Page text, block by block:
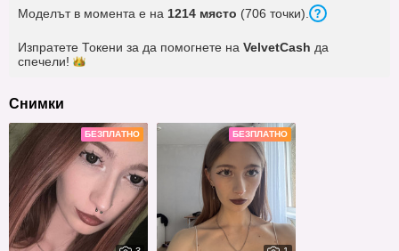
Моделът в момента е на 1214 място (706 точки).
Изпратете Токени за да помогнете на VelvetCash да
спечели!
Снимки
БЕЗПЛАТНО БЕЗПЛАТНО